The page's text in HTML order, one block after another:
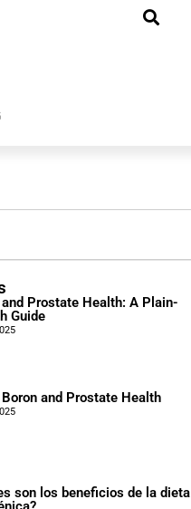
Prostate Health: A Plain-
Guide
Boron and Prostate Health
son los beneficios de la dieta